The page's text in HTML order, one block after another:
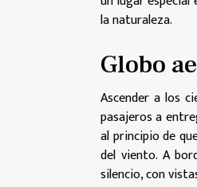
la naturaleza.
Globo
Ascender a los
pasajeros a
al principio de
del viento. A
silencio, con